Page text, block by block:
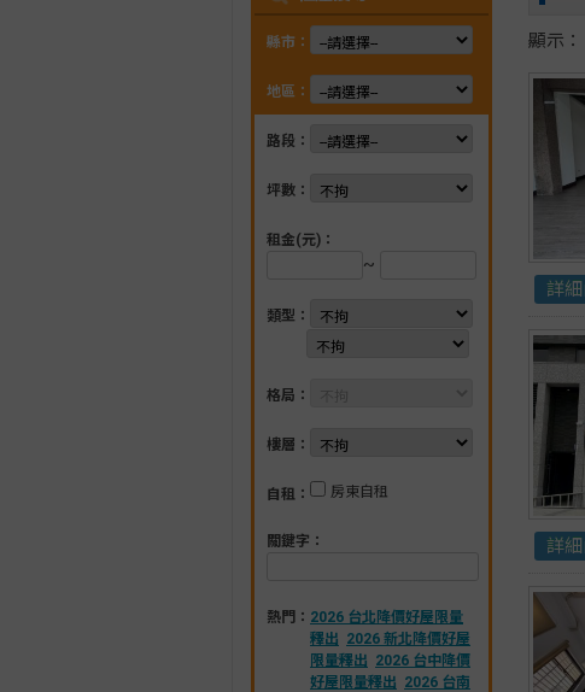
縣市：
地區：
路段：
坪數：
租金(元)：
~
類型：
格局：
樓層：
自租： 房東自租
關鍵字：
熱門： 2026 台北降價好屋限量
釋出 2026 新北降價好屋
限量釋出 2026 台中降價
好屋限量釋出 2026 台南
顯示：
詳
詳